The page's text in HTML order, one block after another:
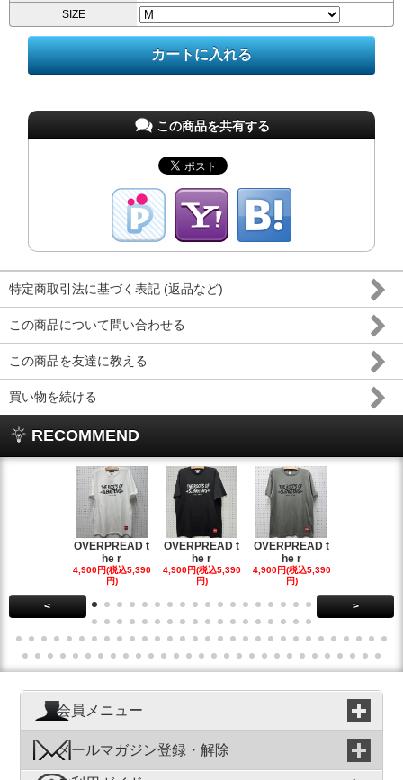
SIZE
この商品を共有する
特定商取引法に基づく表記 (返品など)
この商品について問い合わせる
この商品を友達に教える
買い物を続ける
RECOMMEND
OVERPREAD t
he r
4,900円(税込5,390
円)
OVERPREAD t
he r
4,900円(税込5,390
円)
OVERPREAD t
he r
4,900円(税込5,390
円)
< >
会員メニュー
メールマガジン登録・解除